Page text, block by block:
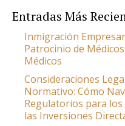
Entradas Más
Inmigración
Patrocinio de
Médicos
Consideraciones
Normativo: Cómo
Regulatorios para los
las Inversiones